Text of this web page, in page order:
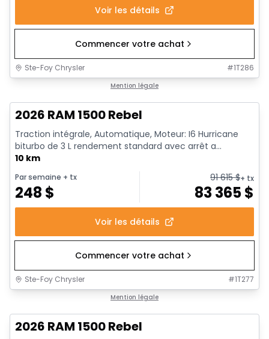
Voir les détails
Commencer votre achat
Ste-Foy Chrysler #1T286
Mention légale
2026 RAM 1500 Rebel
Traction intégrale, Automatique, Moteur: I6 Hurricane
biturbo de 3 L rendement standard avec arrêt a...
10 km
Par semaine + tx
248 $
91 615$+ tx
83 365$
Voir les détails
Commencer votre achat
Ste-Foy Chrysler #1T277
Mention légale
2026 RAM 1500 Rebel